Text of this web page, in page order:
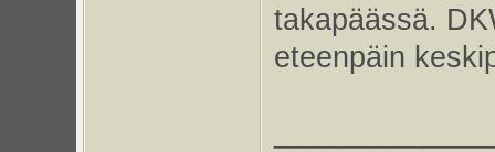
takapäässä.
eteenpäin